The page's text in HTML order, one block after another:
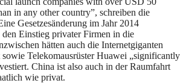
in any other country”, schreiben die
Gesetzesänderung im Jahr 2014
Einstieg privater Firmen in die
hätten auch die Internetgiganten
Telekomausrüster Huawei „significantly
China ist also auch in der Raumfahrt
wie privat.